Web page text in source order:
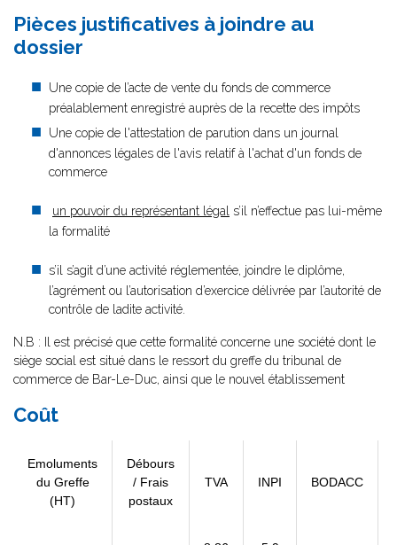
Pièces justificatives à joindre au
dossier
Une copie de l’acte de vente du fonds de commerce
préalablement enregistré auprès de la recette des impôts
Une copie de l'attestation de parution dans un journal
d'annonces légales de l'avis relatif à l'achat d'un fonds de
commerce
un pouvoir du représentant légal s’il n’effectue pas lui-même
la formalité
s’il s’agit d’une activité réglementée, joindre le diplôme,
l’agrément ou l’autorisation d’exercice délivrée par l’autorité de
contrôle de ladite activité.
N.B : Il est précisé que cette formalité concerne une société dont le
siège social est situé dans le ressort du greffe du tribunal de
commerce de Bar-Le-Duc, ainsi que le nouvel établissement
Coût
Emoluments
du Greffe
(HT)
Débours
/ Frais
postaux
TVA INPI BODACC